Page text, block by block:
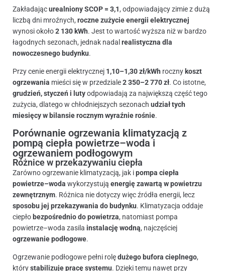
Zakładającurealniony SCOP = 3,1, odpowiadający zimie z dużą
liczbą dni mroźnych, roczne zużycie energii elektrycznej
wynosi około2 130 kWh. Jest to wartość wyższa niż w bardzo
łagodnych sezonach, jednak nadal realistyczna dla
nowoczesnego budynku.
Przy cenie energii elektrycznej 1,10–1,30 zł/kWh roczny koszt
ogrzewania mieści się w przedziale2 350–2 770 zł. Co istotne,
grudzień, styczeń i lutyodpowiadają za największą część tego
zużycia, dlatego w chłodniejszych sezonach udział tych
miesięcy w bilansie rocznym wyraźnie rośnie.
Porównanie ogrzewania klimatyzacją z
pompą ciepła powietrze–woda i
ogrzewaniem podłogowym
Różnice w przekazywaniu ciepła
Zarówno ogrzewanie klimatyzacją, jak ipompa ciepła
powietrze–woda wykorzystują energię zawartą w powietrzu
zewnętrznym. Różnica nie dotyczy więc źródła energii, lecz
sposobu jej przekazywania do budynku. Klimatyzacja oddaje
ciepło bezpośrednio do powietrza, natomiast pompa
powietrze–woda zasila instalację wodną, najczęściej
ogrzewanie podłogowe.
Ogrzewanie podłogowe pełni rolędużego bufora cieplnego,
którystabilizuje pracę systemu. Dzięki temu nawet przy